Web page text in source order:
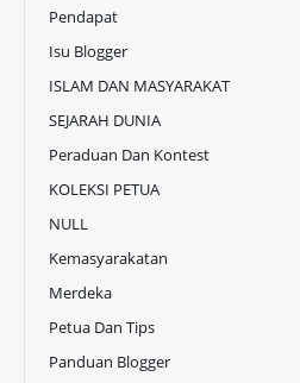
Pendapat
Isu Blogger
ISLAM DAN MASYARAKAT
SEJARAH DUNIA
Peraduan Dan Kontest
KOLEKSI PETUA
NULL
Kemasyarakatan
Merdeka
Petua Dan Tips
Panduan Blogger